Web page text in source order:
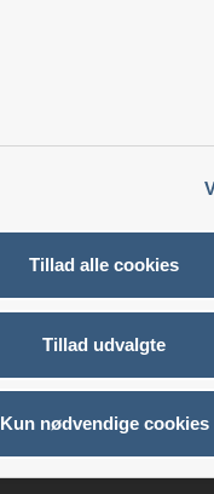
Tillad alle cookies
Tillad udvalgte
Kun nødvendige cookies